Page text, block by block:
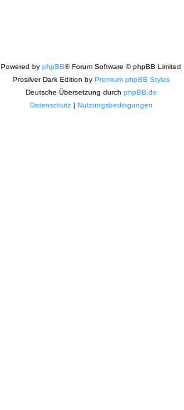
Powered by phpBB® Forum Software © phpBB Limited
Prosilver Dark Edition by Premium phpBB Styles
Deutsche Übersetzung durch phpBB.de
Datenschutz| Nutzungsbedingungen